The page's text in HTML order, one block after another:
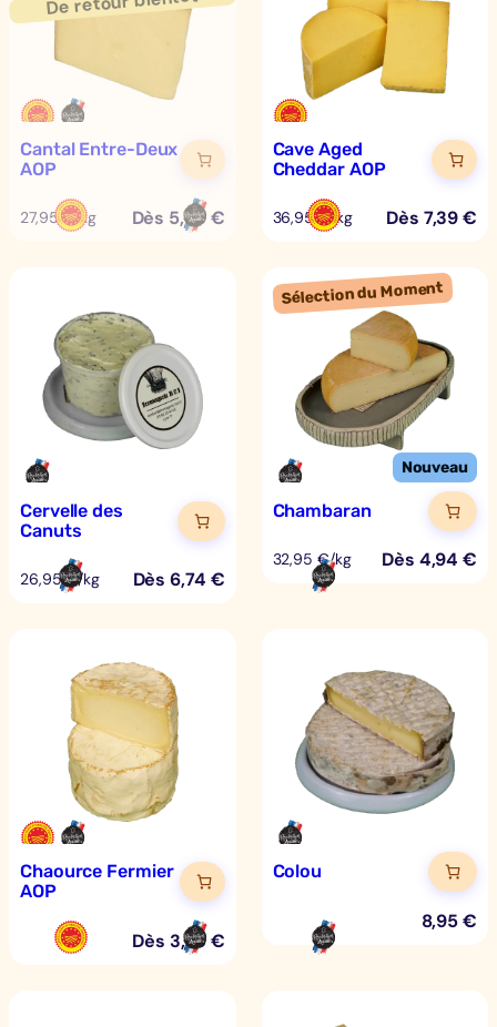
Cantal Entre-Deux
AOP
27,95 €/kg Dès 5,59€
Cave Aged
Cheddar AOP
36,95 €/kg Dès 7,39€
Cervelle des
Canuts
26,95 €/kg Dès6,74 €
Chambaran
32,95 €/kg Dès 4,94€
Chaource Fermier
AOP
Dès 3,79€
Colou
8,95€